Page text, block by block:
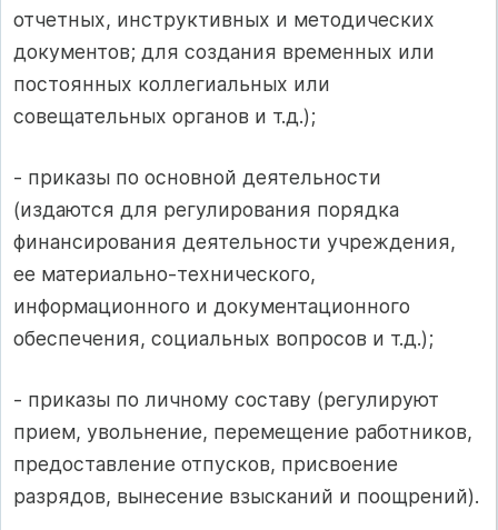
отчетных, инструктивных и методических
документов; для создания временных или
постоянных коллегиальных или
совещательных органов и т.д.);
- приказы по основной деятельности
(издаются для регулирования порядка
финансирования деятельности учреждения,
ее материально-технического,
информационного и документационного
обеспечения, социальных вопросов и т.д.);
- приказы по личному составу (регулируют
прием, увольнение, перемещение работников,
предоставление отпусков, присвоение
разрядов, вынесение взысканий и поощрений).